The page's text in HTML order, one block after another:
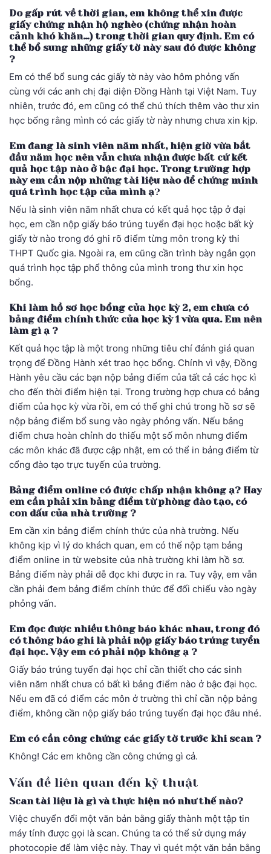
Do gấp rút về thời gian, em không thể xin được
giấy chứng nhận hộ nghèo (chứng nhận hoàn
cảnh khó khăn…) trong thời gian quy định. Em có
thể bổ sung những giấy tờ này sau đó được không
?
Em có thể bổ sung các giấy tờ này vào hôm phỏng vấn
cùng với các anh chị đại diện Đồng Hành tại Việt Nam. Tuy
nhiên, trước đó, em cũng có thể chú thích thêm vào thư xin
học bổng rằng mình có các giấy tờ này nhưng chưa xin kịp.
Em đang là sinh viên năm nhất, hiện giờ vừa bắt
đầu năm học nên vẫn chưa nhận được bất cứ kết
quả học tập nào ở bậc đại học. Trong trường hợp
này em cần nộp những tài liệu nào để chứng minh
quá trình học tập của mình ạ?
Nếu là sinh viên năm nhất chưa có kết quả học tập ở đại
học, em cần nộp giấy báo trúng tuyển đại học hoặc bất kỳ
giấy tờ nào trong đó ghi rõ điểm từng môn trong kỳ thi
THPT Quốc gia. Ngoài ra, em cũng cần trình bày ngắn gọn
quá trình học tập phổ thông của mình trong thư xin học
bổng.
Khi làm hồ sơ học bổng của học kỳ 2, em chưa có
bảng điểm chính thức của học kỳ 1 vừa qua. Em nên
làm gì ạ ?
Kết quả học tập là một trong những tiêu chí đánh giá quan
trọng để Đồng Hành xét trao học bổng. Chính vì vậy, Đồng
Hành yêu cầu các bạn nộp bảng điểm của tất cả các học kì
cho đến thời điểm hiện tại. Trong trường hợp chưa có bảng
điểm của học kỳ vừa rồi, em có thể ghi chú trong hồ sơ sẽ
nộp bảng điểm bổ sung vào ngày phỏng vấn. Nếu bảng
điểm chưa hoàn chỉnh do thiếu một số môn nhưng điểm
các môn khác đã được cập nhật, em có thể in bảng điểm từ
cổng đào tạo trực tuyến của trường.
Bảng điểm online có được chấp nhận không ạ? Hay
em cần phải xin bảng điểm từ phòng đào tạo, có
con dấu của nhà trường ?
Em cần xin bảng điểm chính thức của nhà trường. Nếu
không kịp vì lý do khách quan, em có thể nộp tạm bảng
điểm online in từ website của nhà trường khi làm hồ sơ.
Bảng điểm này phải dễ đọc khi được in ra. Tuy vậy, em vẫn
cần phải đem bảng điểm chính thức để đối chiếu vào ngày
phỏng vấn.
Em đọc được nhiều thông báo khác nhau, trong đó
có thông báo ghi là phải nộp giấy báo trúng tuyển
đại học. Vậy em có phải nộp không ạ ?
Giấy báo trúng tuyển đại học chỉ cần thiết cho các sinh
viên năm nhất chưa có bất kì bảng điểm nào ở bậc đại học.
Nếu em đã có điểm các môn ở trường thì chỉ cần nộp bảng
điểm, không cần nộp giấy báo trúng tuyển đại học đâu nhé.
Em có cần công chứng các giấy tờ trước khi scan ?
Không! Các em không cần công chứng gì cả.
Vấn đề liên quan đến kỹ thuật
Scan tài liệu là gì và thực hiện nó như thế nào?
Việc chuyển đổi một văn bản bằng giấy thành một tập tin
máy tính được gọi là scan. Chúng ta có thể sử dụng máy
photocopie để làm việc này. Thay vì quét một văn bản bằng